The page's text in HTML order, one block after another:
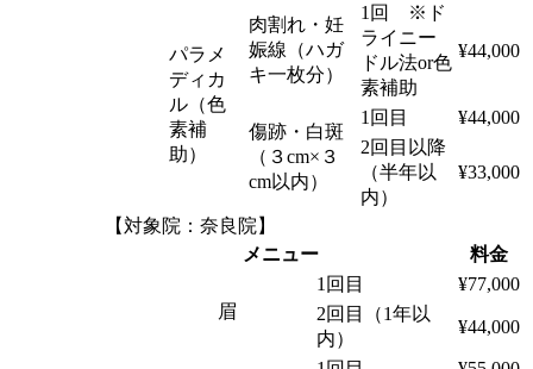
パラメ
ディカ
ル（色
素補
助）
肉割れ・妊
娠線（ハガ
キ一枚分）
1回 ※ド
ライニー
ドル法or色
素補助
¥44,000
傷跡・白斑
（３cm×３
cm以内）
1回目
¥44,000
2回目以降
（半年以
内）
¥33,000
【対象院：奈良院】
メニュー
料金
眉
1回目
¥77,000
2回目（1年以
内）
¥44,000